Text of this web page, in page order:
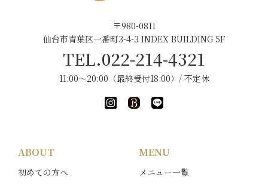
〒980-0811
仙台市青葉区一番町3-4-3 INDEX BUILDING 5F
TEL.022-214-4321
11:00～20:00（最終受付18:00）/ 不定休
ABOUT
初めての方へ
MENU
メニュー一覧